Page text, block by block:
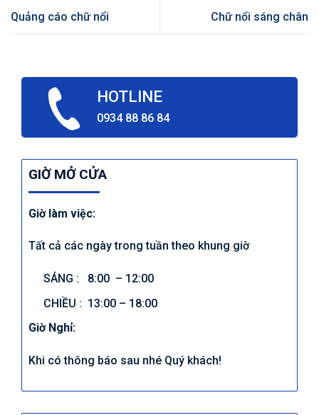
Quảng cáo chữ nổi Chữ nổi sáng chân
HOTLINE
0934 88 86 84
GIỜ MỞ CỬA
Giờ làm việc:
Tất cả các ngày trong tuần theo khung giờ
SÁNG : 8:00 – 12:00
CHIỀU : 13:00 – 18:00
Giờ Nghỉ:
Khi có thông báo sau nhé Quý khách!